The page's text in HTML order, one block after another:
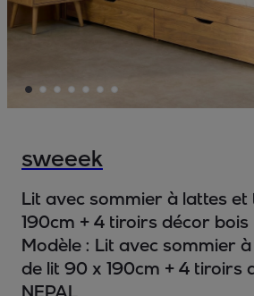
sweeek
Lit avec sommier à lattes et
190cm + 4 tiroirs décor bois
Modèle : Lit avec sommier
de lit 90 x 190cm + 4 tiroirs
NEPAL